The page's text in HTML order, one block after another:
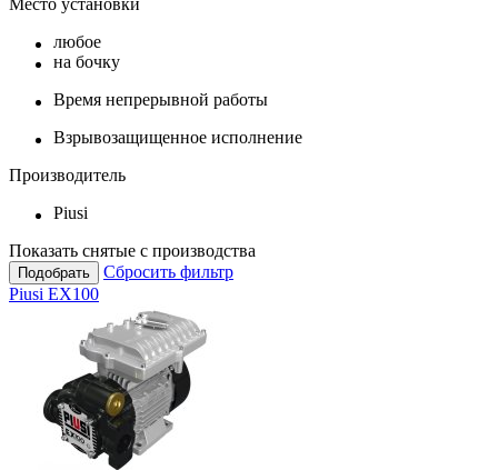
любое
на бочку
Время непрерывной работы
Взрывозащищенное исполнение
Производитель
Piusi
Показать снятые с производства
Подобрать
Сбросить фильтр
Piusi EX100